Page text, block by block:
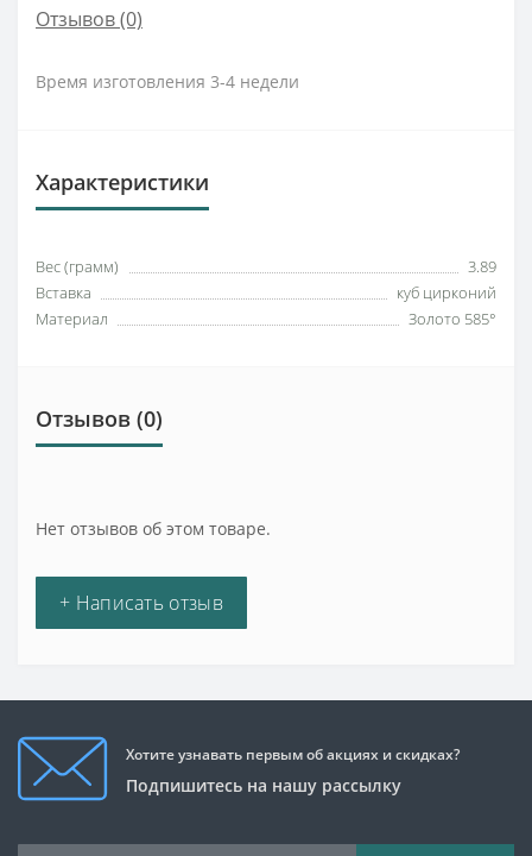
Отзывов (0)
Время изготовления 3-4 недели
Характеристики
Вес (грамм)
3.89
Вставка
куб цирконий
Материал
Золото 585°
Отзывов (0)
Нет отзывов об этом товаре.
+ Написать отзыв
Хотите узнавать первым об акциях и скидках?
Подпишитесь на нашу рассылку